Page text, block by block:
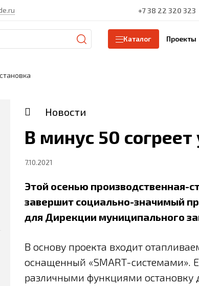
+7 38 22 320 323
Каталог Проекты
Новости
В минус 50
7.10.2021
Этой осенью производственная-
завершит социально-значимый
для Дирекции муниципального
В основу проекта входит
оснащенный «SMART-системами».
различными функциями